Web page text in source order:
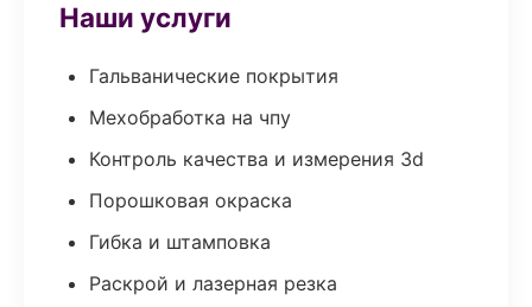
Наши услуги
Гальванические покрытия
Мехобработка на чпу
Контроль качества и измерения 3d
Порошковая окраска
Гибка и штамповка
Раскрой и лазерная резка